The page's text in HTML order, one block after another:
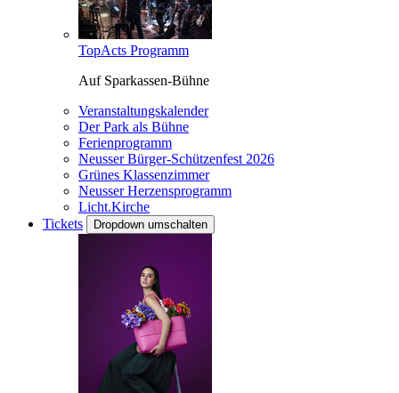
TopActs Programm
Auf Sparkassen-Bühne
Veranstaltungskalender
Der Park als Bühne
Ferienprogramm
Neusser Bürger-Schützenfest 2026
Grünes Klassenzimmer
Neusser Herzensprogramm
Licht.Kirche
Tickets
Dropdown umschalten